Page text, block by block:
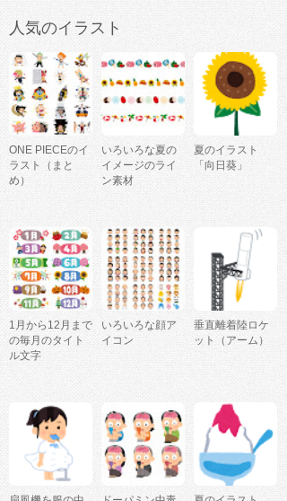
人気のイラスト
ONE PIECEのイ
ラスト（まと
め）
いろいろな夏の
イメージのライ
ン素材
夏のイラスト
「向日葵」
1月から12月まで
の毎月のタイト
ル文字
いろいろな顔ア
イコン
垂直離着陸ロケ
ット（アーム）